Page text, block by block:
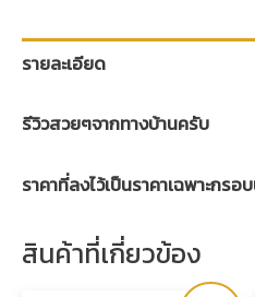
รายละเอียด
รีวิวสวยๆจากทางบ้านครับ
ราคาที่ลงไว้เป็นราคาเฉพาะกรอ
สินค้าที่เกี่ยวข้อง